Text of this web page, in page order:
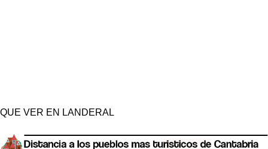
QUE VER EN LANDERAL